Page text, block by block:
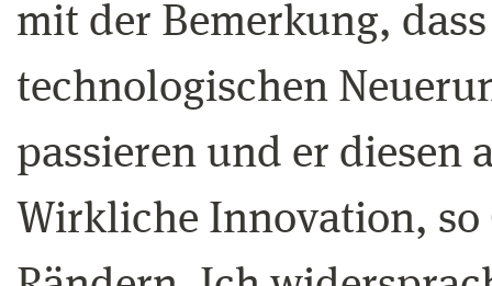
mit der Bemerkung,
technologischen
passieren und er diesen
Wirkliche Innovation, so